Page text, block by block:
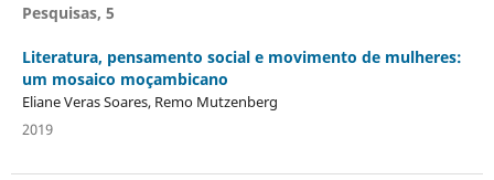
Pesquisas, 5
Literatura, pensamento social e movimento de mulheres:
um mosaico moçambicano
Eliane Veras Soares, Remo Mutzenberg
2019